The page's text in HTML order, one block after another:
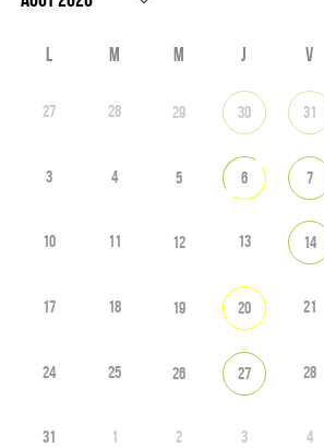
L M M J V
27 28 29 30 31
3 4 5 6 7
10 11 12 13 14
17 18 19 20 21
24 25 26 27 28
31 1 2 3 4